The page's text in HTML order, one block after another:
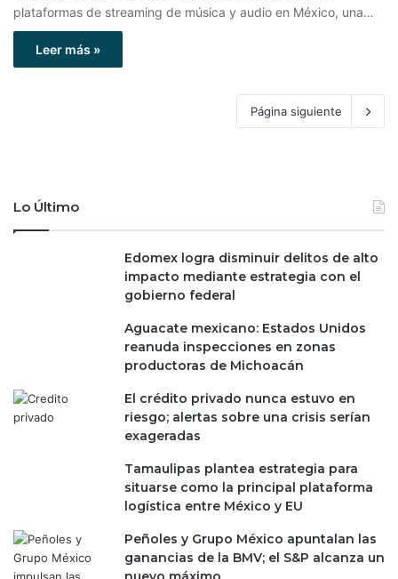
plataformas de streaming de música y audio en México, una…
Leer más »
Página siguiente
Lo Último
Edomex logra disminuir delitos de alto
impacto mediante estrategia con el
gobierno federal
Aguacate mexicano: Estados Unidos
reanuda inspecciones en zonas
productoras de Michoacán
El crédito privado nunca estuvo en
riesgo; alertas sobre una crisis serían
exageradas
Tamaulipas plantea estrategia para
situarse como la principal plataforma
logística entre México y EU
Peñoles y Grupo México apuntalan las
ganancias de la BMV; el S&P alcanza un